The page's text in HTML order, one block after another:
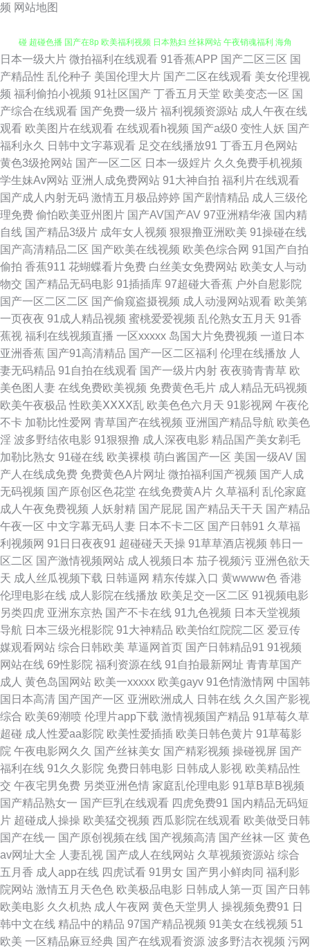
频 网站地图
无码论坛 操逼视频A 人妻熟女在线网址 亚洲久草首页 91基地伊人婷婷 99碰
碰 超碰色播 国产在8p 欧美福利视频 日本熟妇 丝袜网站 午夜销魂福利 海角
社区探花 欧美sm网站 日韩AⅤ电影网卡 91九色性爱 AV网站网址 激情桃色五
月天 欧美色频 尤物导航福利 91网站男男 爱豆AV在线播放 福利微拍在线导
航 麻豆爱豆村 日韩福利网址导航 18AV爱爱 www成人电影 豆花18在线网页
韩国A级无码片 狼友基地91 三级论理另类 91N视频网z 天天干精品在线 大香
蕉九九 黄色网网址 欧美操逼网 人人艹超碰在线 香蕉网站入口 白洁小晶 丰满
人妻一区二区 国产欧美日韩爆草 老司机福利导航网 青娱乐豆花视频 影音先
锋黄区 99热天天草 国产微拍福利一区 另类视频专区 青青视频久久 天天操精
品 亚洲成人伦理 操人人操 国产色交网址 久草香蕉网址 欧美老妇性交 日本操
逼网 足交在线视频 91污污网站视频 国产TS在线播放 黑料导航福利 日本有
码日韩高清 亚洲影院www 91在现免费网站 国产传媒不卡 免费观看91在线
午夜无码人妻 91人妻激情视频 国产区地址91 玖玖热玖玖热玖玖 91色超碰香
蕉 超碰97人人调教 老司机熟女伦理 日韩A∨手机在线 91传媒免费看 超碰有
码在线 免费观看91在线 97色97干 福利视频午夜剧场 久草新视觉 微拍视频
福利 97超碰夜夜 国产福利第一页 久久五月天av 青娱乐AV首页 五月丁香综
合久久 中日韩一级 97色论精品 大香蕉伊人精品 日韩色图资源 亚洲一区在线
91喷浆 www日本 九一破解版 欧美青青草网 五月缴激情网站 91www视频 av
亚洲东方 成人视频伊人 含羞草AV女激情 日本精品VA网站 午夜福利宅女 91
探花黄色视频 国产精品内射 日本的A网站 操人妖网 国语不卡肏屄视频 亚洲
第一az 91后入jk 97就是干五月天 另类激情影院 少妇午夜影院 伊人综合久久
网 成人福利黑料 韩国自拍视频精选 欧美人妖视频 五月丁香婷婷超碰 A级片
导航 九一看片入口 日韩久久网 香蕉视频污黄色 www黄wcom 久久大香一本
AV 日韩久久AV网站 香蕉网站在线观看 91色女导航 黑人另类AV 欧美一卡二
卡 1024色中色 成人喷水www 玖玖综合资源 尤物肏屄com 成人av福利 黄色
废料91 女人A片综合 日韩黄色影院 aⅴ五月亭 九九成人伊人 欧美性爱直播 瑟
日本一级大片 微拍福利在线观看 91香蕉APP 国产二区三区 国
产精品性 乱伦种子 美国伦理大片 国产二区在线观看 美女伦理视
频 福利偷拍小视频 91社区国产 丁香五月天堂 欧美变态一区 国
产综合在线观看 国产免费一级片 福利视频资源站 成人午夜在线
观看 欧美图片在线观看 在线观看h视频 国产a级0 变性人妖 国产
福利永久
日韩中文字幕观看 足交在线播放91 丁香五月色网站
黄色3级抢网站 国产一区二区 日本一级婬片 久久免费手机视频
学生妹Av网站 亚洲人成免费网站 91大神自拍 福利片在线观看
国产成人内射无码 激情五月极品婷婷 国产剧情精品 成人三级伦
理免费 偷怕欧美亚州图片 国产AV国产AV 97亚洲精华液 国内精
自线 国产精品3级片 成年女人视频 狠狠撸亚洲欧美 91操碰在线
国产高清精品二区 国产欧美在线视频 欧美色综合网 91国产自拍
偷拍 香蕉911 花蝴蝶看片免费 白丝美女免费网站 欧美女人与动
物交 国产精品无码电影 91插插库 97超碰大香蕉 户外自慰影院
国产一区二区二区 国产偷窥盗摄视频 成人动漫网站观看 欧美第
一页夜夜 91成人精品视频 蜜桃爱爱视频 乱伦熟女五月天 91香
蕉视 福利在线视频直播 一区xxxxx 岛国大片免费视频 一道日本
亚洲香蕉 国产91高清精品 国产一区二区福利 伦理在线播放 人
妻无码精品 91自拍在线观看 国产一级片内射 夜夜骑青青草 欧
美色图人妻 在线免费欧美视频 免费黄色毛片 成人精品无码视频
欧美午夜极品 性欧美ⅩⅩⅩⅩ乱 欧美色色六月天 91影视网 午夜伦
不卡 加勒比性爱网 青草国产在线视频 亚洲国产精品导航 欧美色
淫 波多野结依电影 91狠狠撸 成人深夜电影 精品国产美女剃毛
加勒比熟女 91碰在线 欧美裸模 萌白酱国产一区 美国一级AV 国
产人在线成免费 免费黄色A片网址 微拍福利国产视频 国产人成
无码视频 国产原创区色花堂 在线免费黄A片 久草福利 乱伦家庭
成人午夜免费视频 人妖射精 国产屁屁 国产精品天干天 国产精品
午夜一区 中文字幕无码人妻 日本不卡二区 国产日韩91 久草福
利视频网 91日日夜夜91 超碰碰天天操 91草草酒店视频 韩日一
区二区 国产激情视频网站 成人视频日本 茄子视频污 亚洲色欲天
天 成人丝瓜视频下载 日韩逼网 精东传媒入口 黄wwww色 香港
伦理电影在线 成人影院在线播放 欧美足交一区二区 91视频电影
另类四虎 亚洲东京热 国产不卡在线 91九色视频 日本天堂视频
导航 日本三级光棍影院 91大神精品 欧美怡红院院二区 爱豆传
媒观看网站 综合日韩欧美 草逼网首页 国产日韩精品91 91视频
网站在线 69性影院 福利资源在线 91自拍最新网址 青青草国产
成人 黄色岛国网站 欧美一xxxxx 欧美gayv 91色情激情网 中国韩
国日本高清 国产国产一区 亚洲欧洲成人 日韩在线 久久国产影视
综合 欧美69潮喷 伦理片app下载 激情视频国产精品 91草莓久草
超碰 成人性爱aa影院 欧美性爱插插 欧美日韩色黄片 91草莓影
院 午夜电影网久久 国产丝袜美女 国产精彩视频 操碰视屏 国产
福利在线 91久久影院 免费日韩电影 日韩成人影视 欧美精品性
交 午夜宅男免费 另类亚洲色情 家庭乱伦理电影 91草B草B视频
国产精品熟女一 国产巨乳在线观看 四虎免费91 国内精品无码短
片 超碰成人操操 欧美猛交视频 西瓜影院在线观看 欧美做受日韩
国产在线一 国产原创视频在线 国产视频高清 国产丝袜一区 黄色
av网址大全 人妻乱视 国产成人在线网站 久草视频资源站 综合
五月香 成人app在线 四虎试看 91男女 国产男小鲜肉同 福利影
院网站 激情五月天色色 欧美极品电影 日韩成人第一页 国产日韩
欧美电影 久久机热 成人午夜网 黄色天堂男人 操视频免费91 日
韩中文在线 精品中的精品 97国产精品视频 91美女在线视频 51
欧美 一区精品麻豆经典 国产在线观看资源 波多野洁衣视频 污网